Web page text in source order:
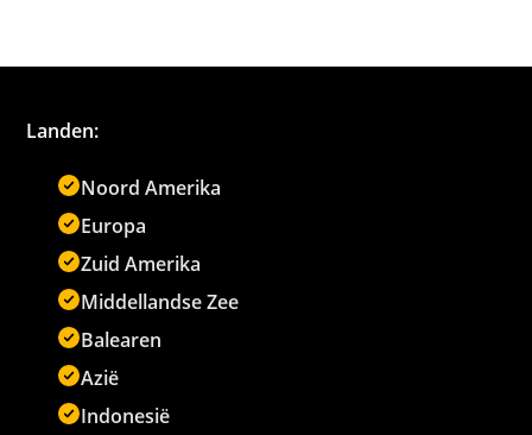
Landen:
Noord Amerika
Europa
Zuid Amerika
Middellandse Zee
Balearen
Azië
Indonesië